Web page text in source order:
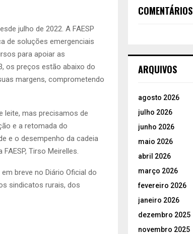
julho de 2022. A FAESP
de soluções emergenciais
para apoiar as
os preços estão abaixo do
margens, comprometendo
leite, mas precisamos de
e a retomada do
e o desempenho da cadeia
Tirso Meirelles.
breve no Diário Oficial do
sindicatos rurais, dos
COMENTÁRIOS
ARQUIVOS
agosto 2026
julho 2026
junho 2026
maio 2026
abril 2026
março 2026
fevereiro 2026
janeiro 2026
dezembro 2025
novembro 2025